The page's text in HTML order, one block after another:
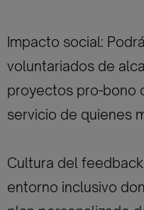
Impacto social:
voluntariados de
proyectos pro-bono
servicio de quienes
Cultura del
entorno inclusivo